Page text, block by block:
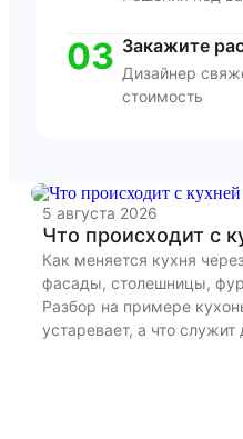
03 Закажите
Дизайнер
стоимость
5 августа 2026
Что происходит с
Как меняется кухня
фасады, столешницы,
Разбор на примере
устаревает, а что служит